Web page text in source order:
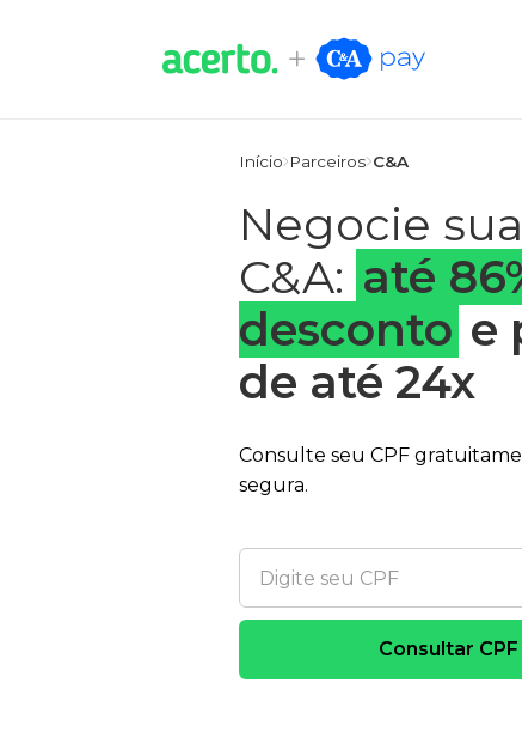
Início Parceiros C&A
Negocie
C&A: até
desconto e
de até 24x
Consulte seu CPF
segura.